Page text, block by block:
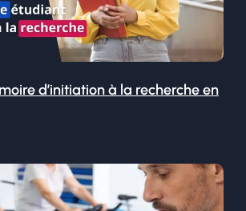
d’initiation à la recherche en